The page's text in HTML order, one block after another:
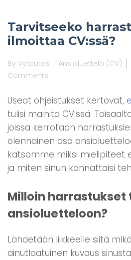
Tarvitseeko
ilmoittaa CV:ssä?
By Vytautas Ansioluettelo (CV)
Comments
Useat ohjeistukset kertovat,
tulisi mainita CV:ssä.
joissa kerrotaan
olennainen osa
katsomme miksi mielipiteet
ja miten sinun kannattaisi
Milloin harrastukset
ansioluetteloon?
Lähdetään liikkeelle siitä
ainutlaatuinen kuvaus